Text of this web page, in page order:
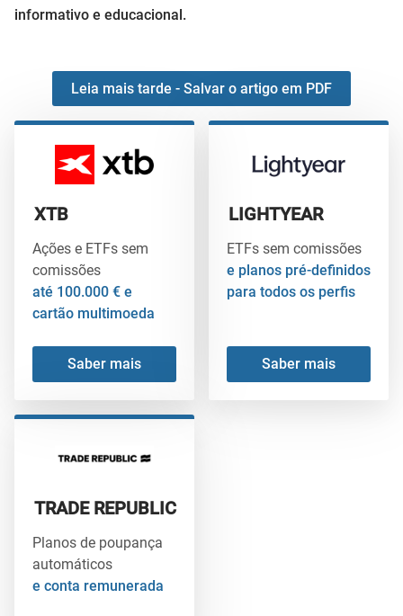
informativo e educacional.
Leia mais tarde - Salvar o artigo em PDF
XTB
Ações e ETFs sem
comissões
até 100.000 € e
cartão multimoeda
Saber mais
LIGHTYEAR
ETFs sem comissões
e planos pré-definidos
para todos os perfis
Saber mais
TRADE REPUBLIC
Planos de poupança
automáticos
e conta remunerada